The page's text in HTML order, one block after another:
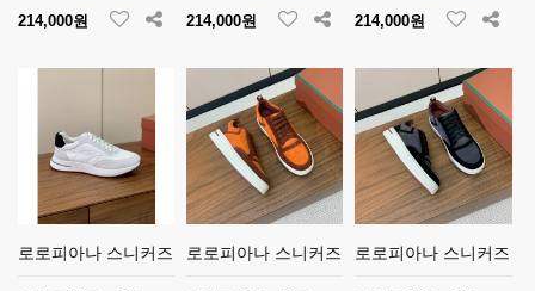
214,000원
214,000원
214,000원
로로피아나 스니커즈 로로피아나 스니커즈 로로피아나 스니커즈